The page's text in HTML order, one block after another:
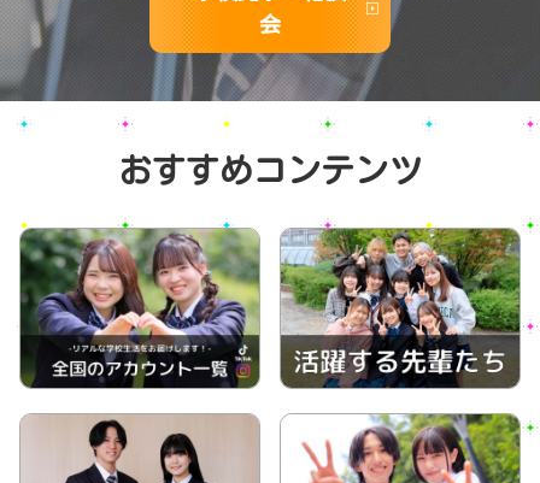
会
おすすめコンテンツ